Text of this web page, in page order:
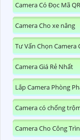
Camera Có Đọc Mã QR
Camera Cho xe nâng
Tư Vấn Chọn Camera
Camera Giá Rẻ Nhất
Lắp Camera Phòng
Camera có chống
Camera Cho Công